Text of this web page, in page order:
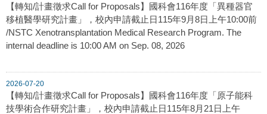
【轉知/計畫徵求Call for Proposals】國科會116年度「異種器官
移植醫學研究計畫」，校內申請截止日115年9月8日上午10:00前
/NSTC Xenotransplantation Medical Research Program. The
internal deadline is 10:00 AM on Sep. 08, 2026
2026-07-20
【轉知/計畫徵求Call for Proposals】國科會116年度「原子能科
技學術合作研究計畫」，校內申請截止日115年8月21日上午